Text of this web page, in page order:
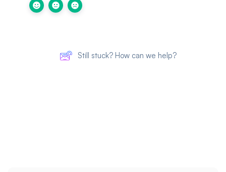
Still stuck? How can we help?